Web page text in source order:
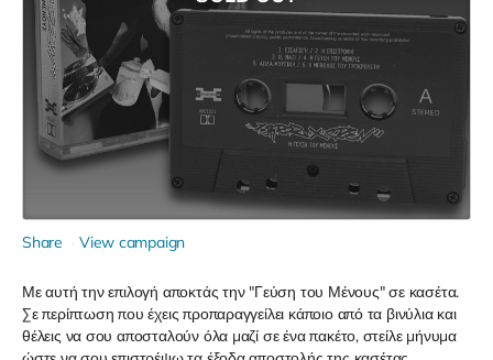
Share View campaign
Με αυτή την επιλογή αποκτάς την "Γεύση του Μένους" σε κασέτα.
Σε περίπτωση που έχεις προπαραγγείλει κάποιο από τα βινύλια και
θέλεις να σου αποσταλούν όλα μαζί σε ένα πακέτο, στείλε μήνυμα